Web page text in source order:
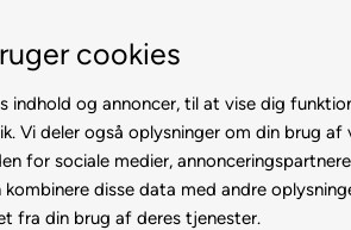
cookies
indhold og annoncer, til at vise dig
Vi deler også oplysninger om din brug af
for sociale medier,
disse data med andre
fra din brug af deres tjenester.
Otiumstole El-kørestol